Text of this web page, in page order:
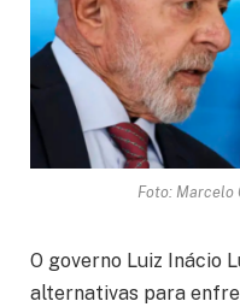
Foto: Marcelo
O governo Luiz Inácio
alternativas para